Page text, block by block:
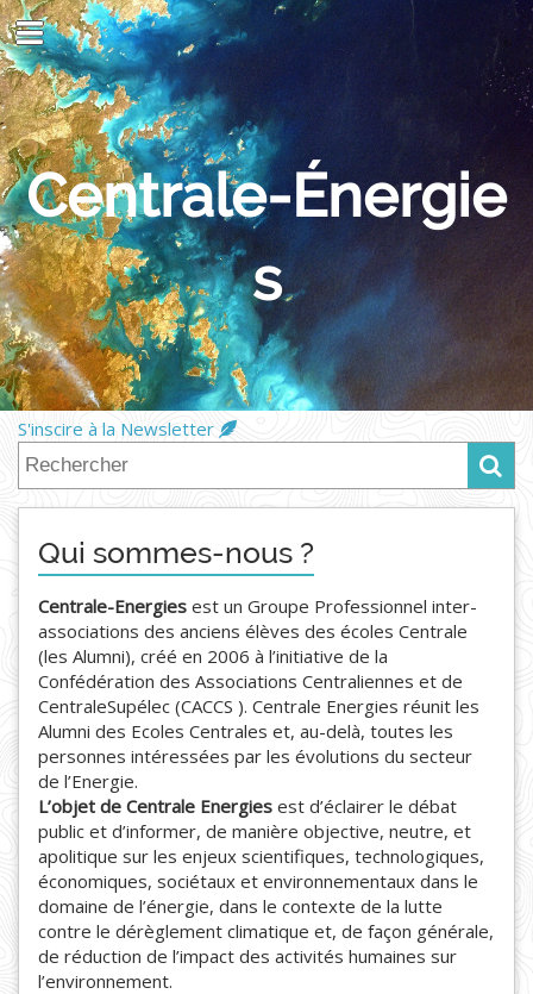
Centrale-Énergie
s
S'inscire à la Newsletter
Qui sommes-nous ?
Centrale-Energies est un Groupe Professionnel inter-
associations des anciens élèves des écoles Centrale
(les Alumni), créé en 2006 à l’initiative de la
Confédération des Associations Centraliennes et de
CentraleSupélec (CACCS ). Centrale Energies réunit les
Alumni des Ecoles Centrales et, au-delà, toutes les
personnes intéressées par les évolutions du secteur
de l’Energie.
L’objet de Centrale Energies est d’éclairer le débat
public et d’informer, de manière objective, neutre, et
apolitique sur les enjeux scientifiques, technologiques,
économiques, sociétaux et environnementaux dans le
domaine de l’énergie, dans le contexte de la lutte
contre le dérèglement climatique et, de façon générale,
de réduction de l’impact des activités humaines sur
l’environnement.